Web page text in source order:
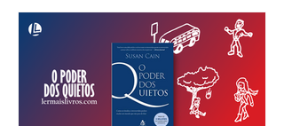
“Construa a vida que você
quer” Arthur C. Brooks e
Oprah Winfrey